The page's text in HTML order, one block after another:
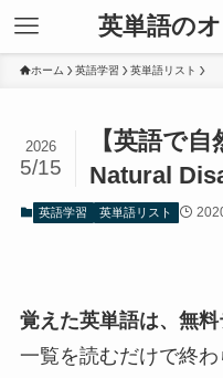
英単語の
ホーム 英語学習 英単語リスト
【英語で
Natural
2026
5/15
英語学習 英単語リスト
覚えた英単語は、無料
一覧を読むだけで終